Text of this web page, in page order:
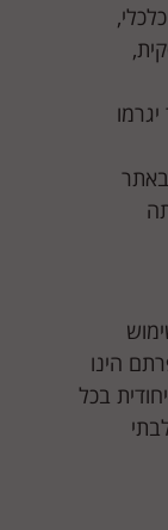
הינו
בכל